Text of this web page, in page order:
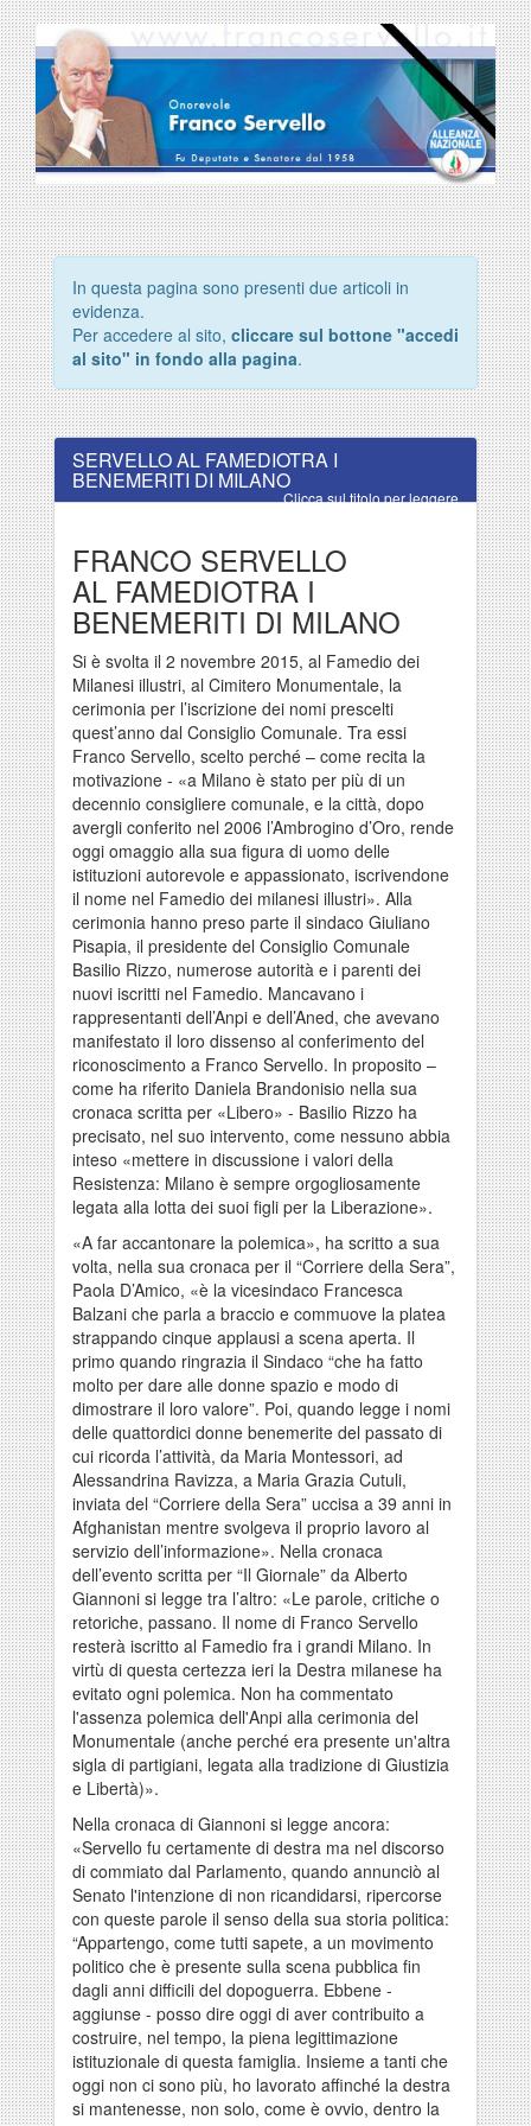
In questa pagina sono presenti due articoli in
evidenza.
Per accedere al sito, cliccare sul bottone "accedi
al sito" in fondo alla pagina.
SERVELLO AL FAMEDIOTRA I
BENEMERITI DI MILANO
Clicca sul titolo per leggere
FRANCO SERVELLO
AL FAMEDIOTRA I
BENEMERITI DI MILANO
Si è svolta il 2 novembre 2015, al Famedio dei
Milanesi illustri, al Cimitero Monumentale, la
cerimonia per l’iscrizione dei nomi prescelti
quest’anno dal Consiglio Comunale. Tra essi
Franco Servello, scelto perché – come recita la
motivazione - «a Milano è stato per più di un
decennio consigliere comunale, e la città, dopo
avergli conferito nel 2006 l’Ambrogino d’Oro, rende
oggi omaggio alla sua figura di uomo delle
istituzioni autorevole e appassionato, iscrivendone
il nome nel Famedio dei milanesi illustri». Alla
cerimonia hanno preso parte il sindaco Giuliano
Pisapia, il presidente del Consiglio Comunale
Basilio Rizzo, numerose autorità e i parenti dei
nuovi iscritti nel Famedio. Mancavano i
rappresentanti dell’Anpi e dell’Aned, che avevano
manifestato il loro dissenso al conferimento del
riconoscimento a Franco Servello. In proposito –
come ha riferito Daniela Brandonisio nella sua
cronaca scritta per «Libero» - Basilio Rizzo ha
precisato, nel suo intervento, come nessuno abbia
inteso «mettere in discussione i valori della
Resistenza: Milano è sempre orgogliosamente
legata alla lotta dei suoi figli per la Liberazione».
«A far accantonare la polemica», ha scritto a sua
volta, nella sua cronaca per il “Corriere della Sera”,
Paola D’Amico, «è la vicesindaco Francesca
Balzani che parla a braccio e commuove la platea
strappando cinque applausi a scena aperta. Il
primo quando ringrazia il Sindaco “che ha fatto
molto per dare alle donne spazio e modo di
dimostrare il loro valore”. Poi, quando legge i nomi
delle quattordici donne benemerite del passato di
cui ricorda l’attività, da Maria Montessori, ad
Alessandrina Ravizza, a Maria Grazia Cutuli,
inviata del “Corriere della Sera” uccisa a 39 anni in
Afghanistan mentre svolgeva il proprio lavoro al
servizio dell’informazione». Nella cronaca
dell’evento scritta per “Il Giornale” da Alberto
Giannoni si legge tra l’altro: «Le parole, critiche o
retoriche, passano. Il nome di Franco Servello
resterà iscritto al Famedio fra i grandi Milano. In
virtù di questa certezza ieri la Destra milanese ha
evitato ogni polemica. Non ha commentato
l'assenza polemica dell'Anpi alla cerimonia del
Monumentale (anche perché era presente un'altra
sigla di partigiani, legata alla tradizione di Giustizia
e Libertà)».
Nella cronaca di Giannoni si legge ancora:
«Servello fu certamente di destra ma nel discorso
di commiato dal Parlamento, quando annunciò al
Senato l'intenzione di non ricandidarsi, ripercorse
con queste parole il senso della sua storia politica:
“Appartengo, come tutti sapete, a un movimento
politico che è presente sulla scena pubblica fin
dagli anni difficili del dopoguerra. Ebbene -
aggiunse - posso dire oggi di aver contribuito a
costruire, nel tempo, la piena legittimazione
istituzionale di questa famiglia. Insieme a tanti che
oggi non ci sono più, ho lavorato affinché la destra
si mantenesse, non solo, come è ovvio, dentro la